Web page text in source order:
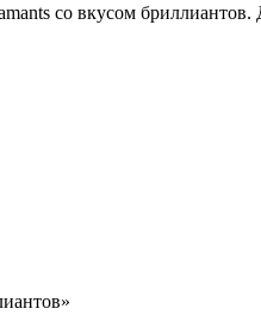
со вкусом бриллиантов.